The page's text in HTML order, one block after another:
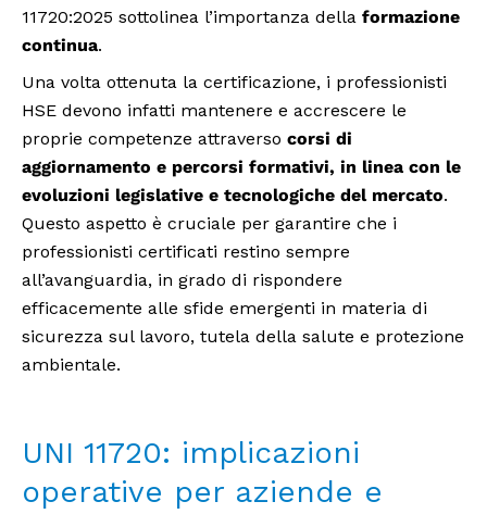
11720:2025 sottolinea l’importanza della formazione
continua.
Una volta ottenuta la certificazione, i professionisti
HSE devono infatti mantenere e accrescere le
proprie competenze attraverso corsi di
aggiornamento e percorsi formativi, in linea con le
evoluzioni legislative e tecnologiche del mercato.
Questo aspetto è cruciale per garantire che i
professionisti certificati restino sempre
all’avanguardia, in grado di rispondere
efficacemente alle sfide emergenti in materia di
sicurezza sul lavoro, tutela della salute e protezione
ambientale.
UNI 11720: implicazioni
operative per aziende e